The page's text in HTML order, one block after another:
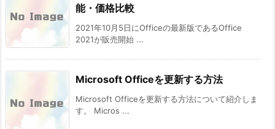
能・価格比較
2021年10月5日にOfficeの最新版であるOffice
2021が販売開始 ...
Microsoft Officeを更新する方法
Microsoft Officeを更新する方法について紹介しま
す。 Micros ...